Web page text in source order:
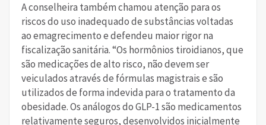
A conselheira também chamou atenção para os
riscos do uso inadequado de substâncias voltadas
ao emagrecimento e defendeu maior rigor na
fiscalização sanitária. “Os hormônios tiroidianos, que
são medicações de alto risco, não devem ser
veiculados através de fórmulas magistrais e são
utilizados de forma indevida para o tratamento da
obesidade. Os análogos do GLP-1 são medicamentos
relativamente seguros, desenvolvidos inicialmente